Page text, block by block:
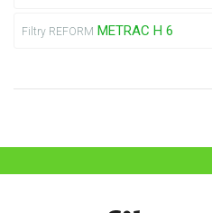
Filtry REFORM METRAC H 6